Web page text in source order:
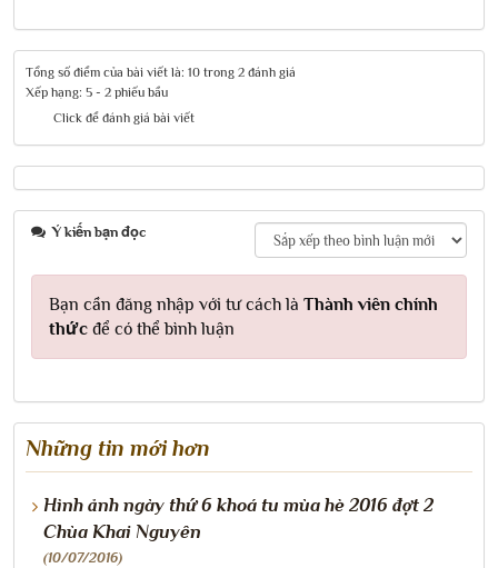
Tổng số điểm của bài viết là: 10 trong 2 đánh giá
Xếp hạng: 5 - 2 phiếu bầu
Click để đánh giá bài viết
Ý kiến bạn đọc
Bạn cần đăng nhập với tư cách là Thành viên chính
thức để có thể bình luận
Những tin mới hơn
Hình ảnh ngày thứ 6 khoá tu mùa hè 2016 đợt 2
Chùa Khai Nguyên
(10/07/2016)